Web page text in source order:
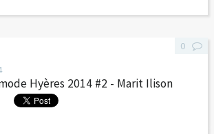
Hyères 2014 #2 - Marit Ilison
0